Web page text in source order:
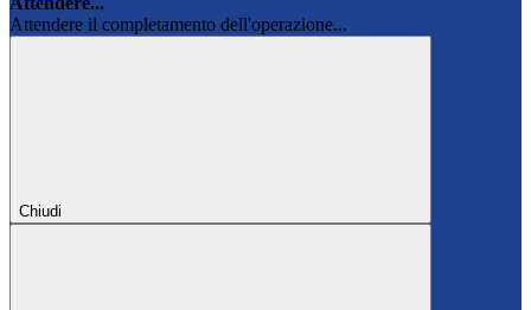
Attendere il completamento dell'operazione...
Chiudi